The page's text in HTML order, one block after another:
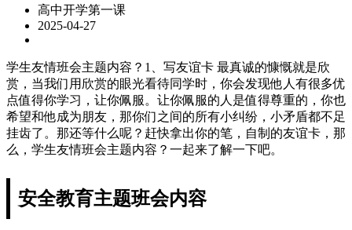
高中开学第一课
2025-04-27
学生友情班会主题内容？1、写友谊卡 最真诚的慷慨就是欣
赏，当我们用欣赏的眼光看待同学时，你会发现他人有很多优
点值得你学习，让你佩服。让你佩服的人是值得尊重的，你也
希望和他成为朋友，那你们之间的所有小纠纷，小矛盾都不足
挂齿了。那还等什么呢？赶快拿出你的笔，自制的友谊卡，那
么，学生友情班会主题内容？一起来了解一下吧。
安全教育主题班会内容